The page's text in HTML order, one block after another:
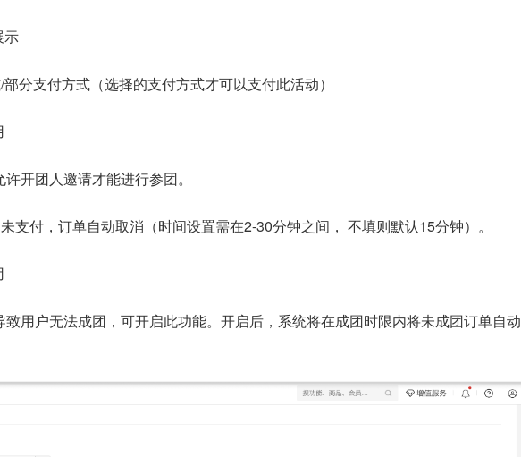
示
分支付方式（选择的支付方式才可以支付此活动）
开团人邀请才能进行参团。
支付，订单自动取消（时间设置需在2-30分钟之间， 不填则默认15分钟）。
用户无法成团，可开启此功能。开启后，系统将在成团时限内将未成团订单自动